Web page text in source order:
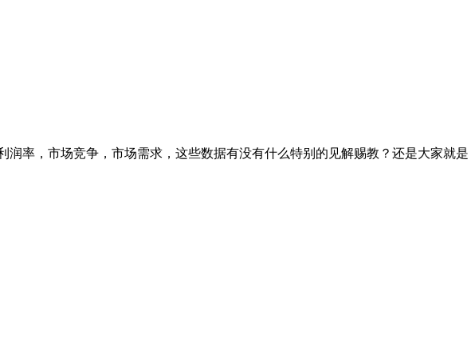
率，市场竞争，市场需求，这些数据有没有什么特别的见解赐教？还是大家就是